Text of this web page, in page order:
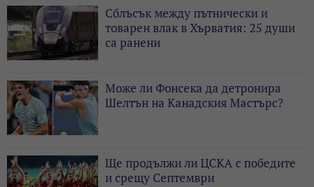
Сблъсък между пътнически и
товарен влак в Хърватия: 25 души
са ранени
Може ли Фонсека да детронира
Шелтън на Канадския Мастърс?
Ще продължи ли ЦСКА с победите
и срещу Септември